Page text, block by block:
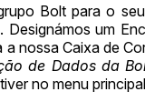
Bolt para o
um
nossa Caixa de
de Dados da
no menu